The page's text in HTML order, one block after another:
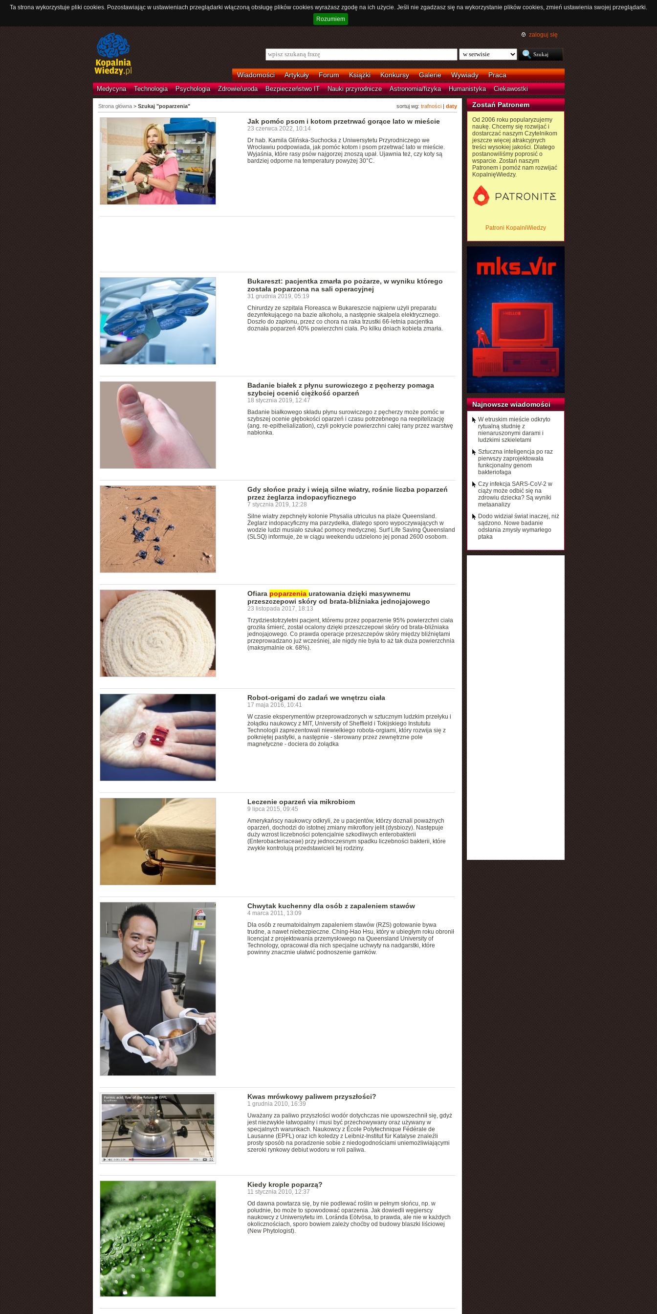
Ta strona wykorzystuje pliki cookies. Pozostawiając w ustawieniach przeglądarki włączoną obsługę plików cookies wyrażasz zgodę na ich użycie. Jeśli nie zgadzasz się na wykorzystanie plików cookies, zmień ustawienia swojej przeglądarki.
Rozumiem
zaloguj się
Wiadomości Artykuły Forum Książki Konkursy Galerie Wywiady Praca
Medycyna Technologia Psychologia Zdrowie/uroda Bezpieczeństwo IT Nauki przyrodnicze Astronomia/fizyka Humanistyka Ciekawostki
sortuj wg: trafności| daty
Strona główna> Szukaj "poparzenia"
Jak pomóc psom i kotom przetrwać gorące lato w mieście
23 czerwca 2022, 10:14
Dr hab. Kamila Glińska-Suchocka z Uniwersytetu Przyrodniczego we
Wrocławiu podpowiada, jak pomóc kotom i psom przetrwać lato w mieście.
Wyjaśnia, które rasy psów najgorzej znoszą upał. Ujawnia też, czy koty są
bardziej odporne na temperatury powyżej 30°C.
Bukareszt: pacjentka zmarła po pożarze, w wyniku którego
została poparzona na sali operacyjnej
31 grudnia 2019, 05:19
Chirurdzy ze szpitala Floreasca w Bukareszcie najpierw użyli preparatu
dezynfekującego na bazie alkoholu, a następnie skalpela elektrycznego.
Doszło do zapłonu, przez co chora na raka trzustki 66-letnia pacjentka
doznała poparzeń 40% powierzchni ciała. Po kilku dniach kobieta zmarła.
Badanie białek z płynu surowiczego z pęcherzy pomaga
szybciej ocenić ciężkość oparzeń
18 stycznia 2019, 12:47
Badanie białkowego składu płynu surowiczego z pęcherzy może pomóc w
szybszej ocenie głębokości oparzeń i czasu potrzebnego na reepitelizację
(ang. re-epithelialization), czyli pokrycie powierzchni całej rany przez warstwę
nabłonka.
Gdy słońce praży i wieją silne wiatry, rośnie liczba poparzeń
przez żeglarza indopacyficznego
7 stycznia 2019, 12:28
Silne wiatry zepchnęły kolonie Physalia utriculus na plaże Queensland.
Żeglarz indopacyficzny ma parzydełka, dlatego sporo wypoczywających w
wodzie ludzi musiało szukać pomocy medycznej. Surf Life Saving Queensland
(SLSQ) informuje, że w ciągu weekendu udzielono jej ponad 2600 osobom.
Ofiara poparzenia uratowania dzięki masywnemu
przeszczepowi skóry od brata-bliźniaka jednojajowego
23 listopada 2017, 18:13
Trzydziestotrzyletni pacjent, któremu przez poparzenie 95% powierzchni ciała
groziła śmierć, został ocalony dzięki przeszczepowi skóry od brata-bliźniaka
jednojajowego. Co prawda operacje przeszczepów skóry między bliźniętami
przeprowadzano już wcześniej, ale nigdy nie była to aż tak duża powierzchnia
(maksymalnie ok. 68%).
Robot-origami do zadań we wnętrzu ciała
17 maja 2016, 10:41
W czasie eksperymentów przeprowadzonych w sztucznym ludzkim przełyku i
żołądku naukowcy z MIT, University of Sheffield i Tokijskiego Instututu
Technologii zaprezentowali niewielkiego robota-orgiami, który rozwija się z
połkniętej pastylki, a następnie - sterowany przez zewnętrzne pole
magnetyczne - dociera do żołądka
Leczenie oparzeń via mikrobiom
9 lipca 2015, 09:45
Amerykańscy naukowcy odkryli, że u pacjentów, którzy doznali poważnych
oparzeń, dochodzi do istotnej zmiany mikroflory jelit (dysbiozy). Następuje
duży wzrost liczebności potencjalnie szkodliwych enterobakterii
(Enterobacteriaceae) przy jednoczesnym spadku liczebności bakterii, które
zwykle kontrolują przedstawicieli tej rodziny.
Chwytak kuchenny dla osób z zapaleniem stawów
4 marca 2011, 13:09
Dla osób z reumatoidalnym zapaleniem stawów (RZS) gotowanie bywa
trudne, a nawet niebezpieczne. Ching-Hao Hsu, który w ubiegłym roku obronił
licencjat z projektowania przemysłowego na Queensland University of
Technology, opracował dla nich specjalne uchwyty na nadgarstki, które
powinny znacznie ułatwić podnoszenie garnków.
Kwas mrówkowy paliwem przyszłości?
1 grudnia 2010, 16:39
Uważany za paliwo przyszłości wodór dotychczas nie upowszechnił się, gdyż
jest niezwykle łatwopalny i musi być przechowywany oraz używany w
specjalnych warunkach. Naukowcy z École Polytechnique Fédérale de
Lausanne (EPFL) oraz ich koledzy z Leibniz-Institut für Katalyse znaleźli
prosty sposób na poradzenie sobie z niedogodnościami uniemożliwiającymi
szeroki rynkowy debiut wodoru w roli paliwa.
Kiedy krople poparzą?
11 stycznia 2010, 12:37
Od dawna powtarza się, by nie podlewać roślin w pełnym słońcu, np. w
południe, bo może to spowodować oparzenia. Jak dowiedli węgierscy
naukowcy z Uniwersytetu im. Loránda Eötvösa, to prawda, ale nie w każdych
okolicznościach, sporo bowiem zależy choćby od budowy blaszki liściowej
(New Phytologist).
Zostań Patronem
Od 2006 roku popularyzujemy
naukę. Chcemy się rozwijać i
dostarczać naszym Czytelnikom
jeszcze więcej atrakcyjnych
treści wysokiej jakości. Dlatego
postanowiliśmy poprosić o
wsparcie. Zostań naszym
Patronem i pomóż nam rozwijać
KopalnięWiedzy.
Patroni KopalniWiedzy
Najnowsze wiadomości
W etruskim mieście odkryto
rytualną studnię z
nienaruszonymi darami i
ludzkimi szkieletami
Sztuczna inteligencja po raz
pierwszy zaprojektowała
funkcjonalny genom
bakteriofaga
Czy infekcja SARS-CoV-2 w
ciąży może odbić się na
zdrowiu dziecka? Są wyniki
metaanalizy
Dodo widział świat inaczej, niż
sądzono. Nowe badanie
odsłania zmysły wymarłego
ptaka